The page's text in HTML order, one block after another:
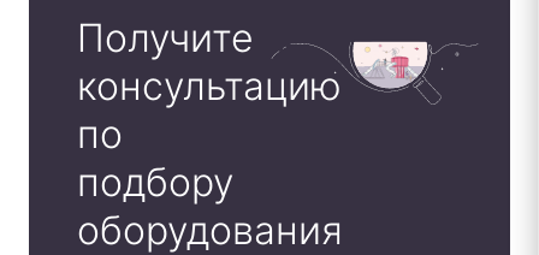
Получите
консультацию
по
подбору
оборудования